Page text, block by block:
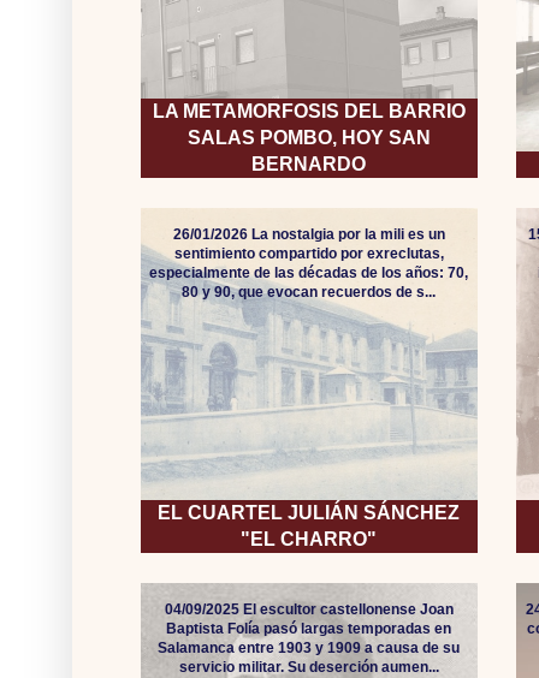
LA METAMORFOSIS DEL BARRIO
SALAS POMBO, HOY SAN
BERNARDO
EL CUARTEL JULIÁN SÁNCHEZ
"EL CHARRO"
26/01/2026 La nostalgia por la mili es un
sentimiento compartido por exreclutas,
especialmente de las décadas de los años: 70,
80 y 90, que evocan recuerdos de s...
04/09/2025 El escultor castellonense Joan
Baptista Folía pasó largas temporadas en
Salamanca entre 1903 y 1909 a causa de su
servicio militar. Su deserción aumen...